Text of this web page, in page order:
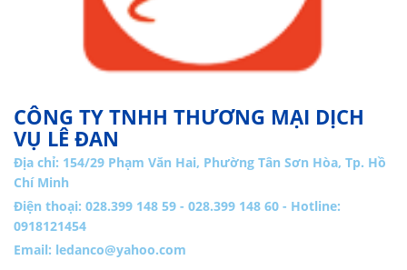
CÔNG TY TNHH THƯƠNG MẠI DỊCH
VỤ LÊ ĐAN
Địa chỉ: 154/29 Phạm Văn Hai, Phường Tân Sơn Hòa, Tp. Hồ
Chí Minh
Điện thoại: 028.399 148 59 - 028.399 148 60 - Hotline:
0918121454
Email: ledanco@yahoo.com